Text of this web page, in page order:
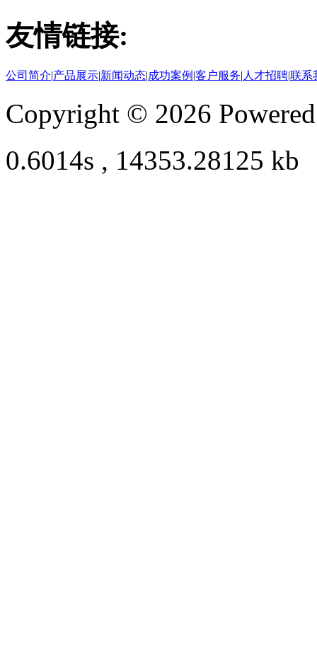
友情链接:
公司简介|产品展示|新闻动态|成功案例 |客户服务| 人才招聘|联系
Copyright © 2026
0.6014s , 14353.28125 kb